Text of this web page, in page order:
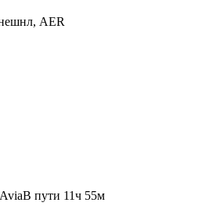
AER
В пути 11ч 55м